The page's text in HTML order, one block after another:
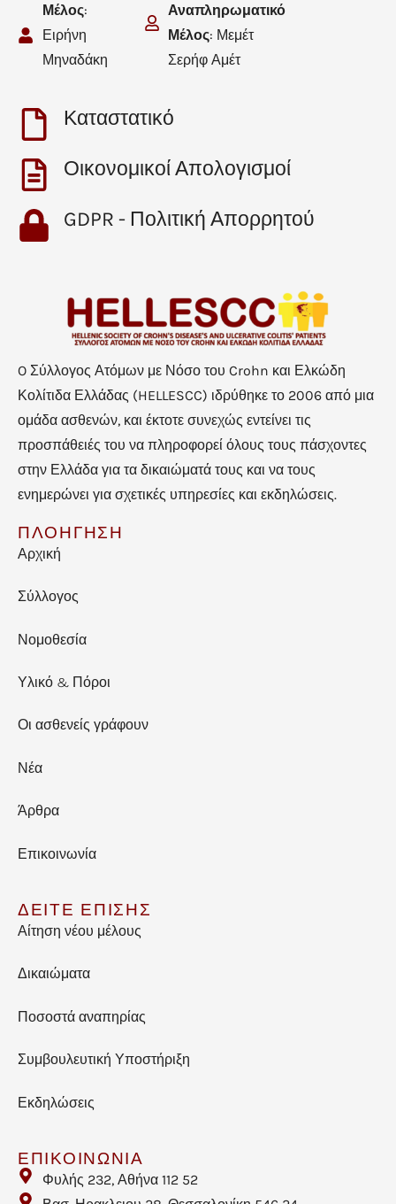
Μέλος:
Ειρήνη
Μηναδάκη
Αναπληρωματικό
Μέλος: Μεμέτ
Σερήφ Αμέτ
Καταστατικό
Οικονομικοί Απολογισμοί
GDPR - Πολιτική Απορρητού
O Σύλλογος Ατόμων με Νόσο του Crohn και Ελκώδη
Κολίτιδα Ελλάδας (HELLESCC) ιδρύθηκε το 2006 από μια
ομάδα ασθενών, και έκτοτε συνεχώς εντείνει τις
προσπάθειές του να πληροφορεί όλους τους πάσχοντες
στην Ελλάδα για τα δικαιώματά τους και να τους
ενημερώνει για σχετικές υπηρεσίες και εκδηλώσεις.
ΠΛΟΗΓΗΣΗ
Αρχική
Σύλλογος
Νομοθεσία
Υλικό & Πόροι
Οι ασθενείς γράφουν
Νέα
Άρθρα
Επικοινωνία
ΔΕΙΤΕ ΕΠΙΣΗΣ
Αίτηση νέου μέλους
Δικαιώματα
Ποσοστά αναπηρίας
Συμβουλευτική Υποστήριξη
Εκδηλώσεις
ΕΠΙΚΟΙΝΩΝΙΑ
Φυλής 232, Αθήνα 112 52